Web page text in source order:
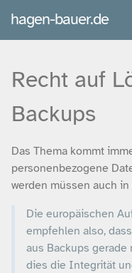
hagen-bauer.de
Recht auf
Backups
Das Thema kommt
personenbezogene
werden müssen auch
Die europäischen
empfehlen also,
aus Backups
dies die Integrität